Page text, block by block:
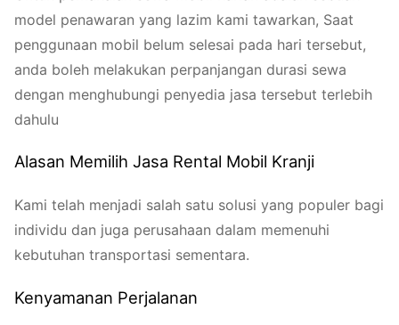
model penawaran yang lazim kami tawarkan, Saat
penggunaan mobil belum selesai pada hari tersebut,
anda boleh melakukan perpanjangan durasi sewa
dengan menghubungi penyedia jasa tersebut terlebih
dahulu
Alasan Memilih Jasa Rental Mobil Kranji
Kami telah menjadi salah satu solusi yang populer bagi
individu dan juga perusahaan dalam memenuhi
kebutuhan transportasi sementara.
Kenyamanan Perjalanan